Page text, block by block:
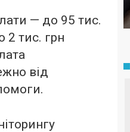
— до 95 тис.
2 тис. грн
від